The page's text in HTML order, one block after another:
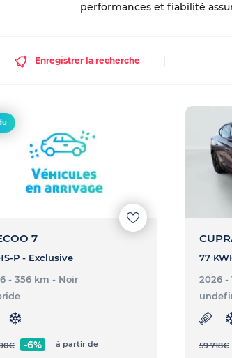
performances et fiabilité
Enregistrer la recherche
7
P - Exclusive
- 356 km - Noir
€ -6% à partir de
2026 -
59 718€